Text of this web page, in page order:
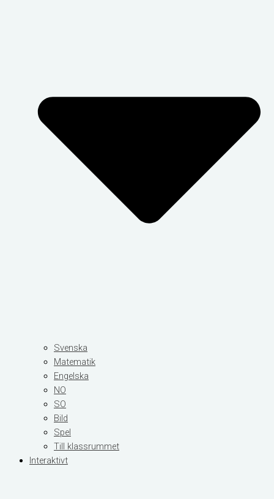
Svenska
Matematik
Engelska
NO
SO
Bild
Spel
Till klassrummet
Interaktivt